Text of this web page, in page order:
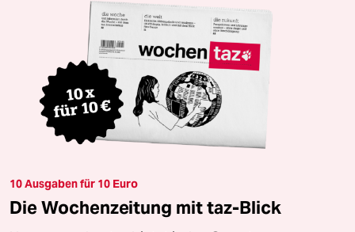
10 Ausgaben für 10 Euro
Die Wochenzeitung mit taz-Blick